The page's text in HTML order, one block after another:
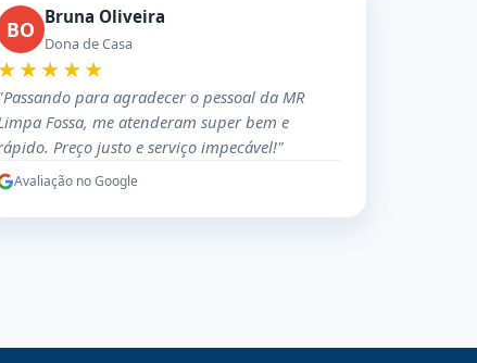
BO Bruna Oliveira
Dona de Casa
★★★★★
para agradecer o pessoal da MR
Fossa, me atenderam super bem e
Preço justo e serviço impecável!"
Avaliação no Google